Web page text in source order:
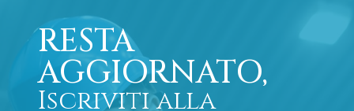
RESTA
AGGIORNATO,
Iscriviti alla